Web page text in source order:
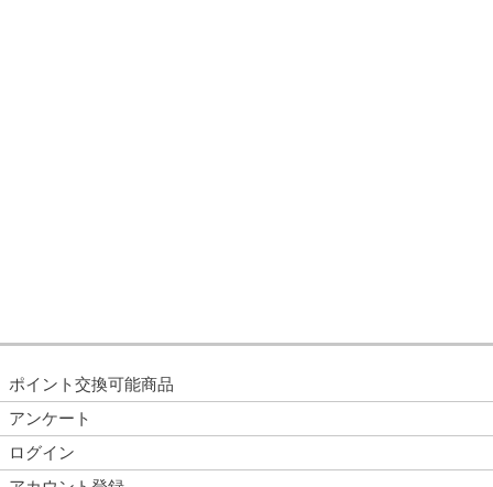
ポイント交換可能商品
アンケート
ログイン